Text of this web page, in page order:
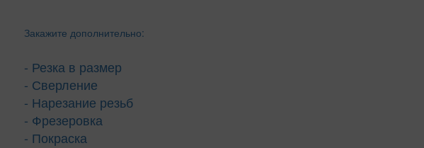
Закажите дополнительно:
- Резка в размер
- Сверление
- Нарезание резьб
- Фрезеровка
- Покраска